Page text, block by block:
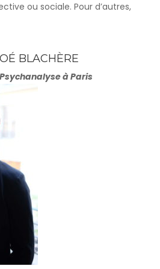
ou sociale. Pour d’autres,
BLACHÈRE
à Paris